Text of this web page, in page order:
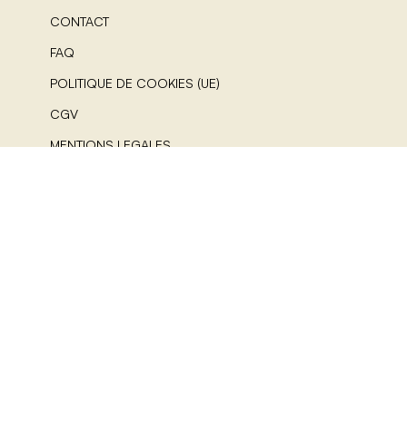
CONTACT
FAQ
POLITIQUE DE COOKIES (UE)
CGV
MENTIONS LEGALES